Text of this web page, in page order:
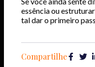
essência ou
tal dar o primeiro
Compartilhe